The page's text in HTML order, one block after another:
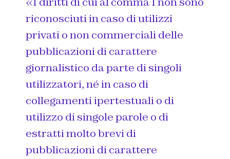
riconosciuti in caso di utilizzi
privati o non commerciali delle
pubblicazioni di carattere
giornalistico da parte di singoli
utilizzatori, né in caso di
collegamenti ipertestuali o di
utilizzo di singole parole o di
estratti molto brevi di
pubblicazioni di carattere